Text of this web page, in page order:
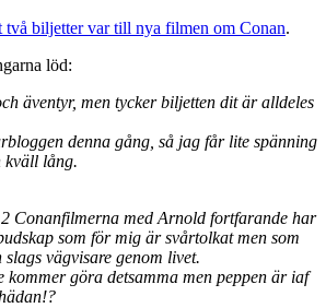
biljetter var till nya filmen om Conan.
löd:
äventyr, men tycker biljetten dit är alldeles
denna gång, så jag får lite spänning
kväll lång.
Conanfilmerna med Arnold fortfarande har
som för mig är svårtolkat men som
vägvisare genom livet.
kommer göra detsamma men peppen är iaf